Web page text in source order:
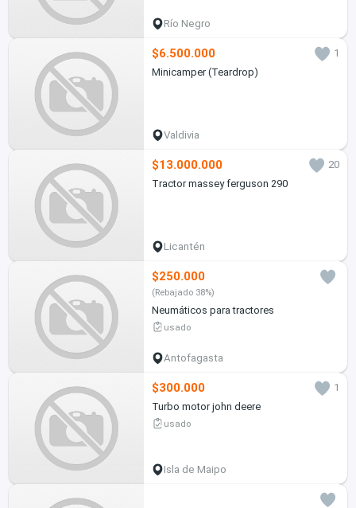
Río Negro
$6.500.000
1
Minicamper (Teardrop)
Valdivia
$13.000.000
20
Tractor massey ferguson 290
Licantén
$250.000
(Rebajado 38%)
Neumáticos para tractores
usado
Antofagasta
$300.000
1
Turbo motor john deere
usado
Isla de Maipo